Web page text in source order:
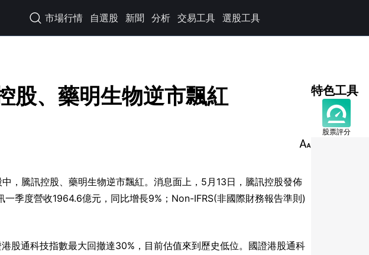
 市場行情 自選股 新聞 分析 交易工具 選股工具
股、藥明生物逆市飄紅

，騰訊控股、藥明生物逆市飄紅。消息面上，5月13日，騰訊控股發佈
季度營收1964.6億元，同比增長9%；Non-IFRS(非國際財務報告準則)
股通科技指數最大回撤達30%，目前估值來到歷史低位。國證港股通科
特色工具
股票評分